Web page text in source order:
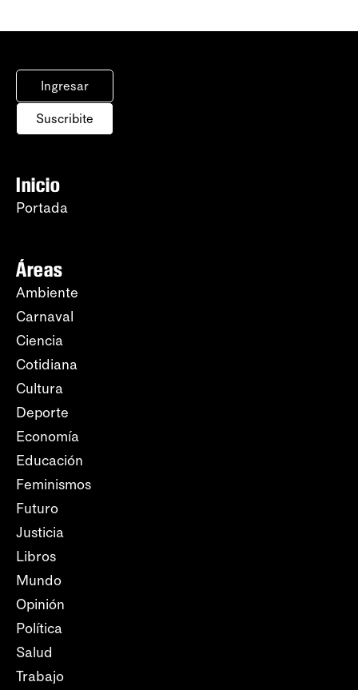
Ingresar
Suscribite
Inicio
Portada
Áreas
Ambiente
Carnaval
Ciencia
Cotidiana
Cultura
Deporte
Economía
Educación
Feminismos
Futuro
Justicia
Libros
Mundo
Opinión
Política
Salud
Trabajo